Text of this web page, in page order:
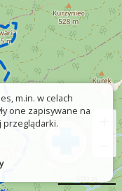
m.in. w celach
one zapisywane na
przeglądarki.